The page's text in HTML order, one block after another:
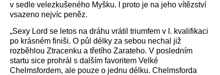
v sedle velezkušeného Myšku. I proto je na jeho vítězství
vsazeno nejvíc peněz.
„Sexy Lord se letos na dráhu vrátil triumfem v I. kvalifikaci
po krásném finiši. O půl délky za sebou nechal již
rozběhlou Ztracenku a třetího Zarateho. V posledním
startu sice prohrál s dalším favoritem Velké
Chelmsfordem, ale pouze o jednu délku. Chelmsforda